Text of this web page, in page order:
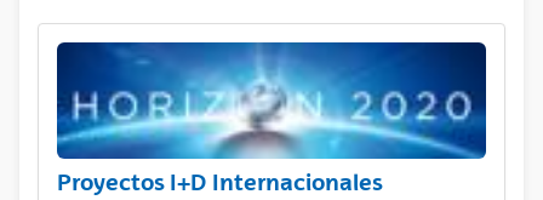
Proyectos I+D Internacionales